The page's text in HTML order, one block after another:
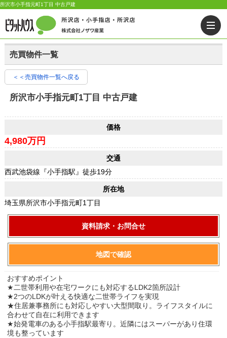
所沢市小手指元町1丁目 中古戸建
売買物件一覧
＜＜売買物件一覧へ戻る
所沢市小手指元町1丁目 中古戸建
価格
4,980万円
交通
西武池袋線『小手指駅』徒歩19分
所在地
埼玉県所沢市小手指元町1丁目
資料請求・お問合せ
地図で確認
おすすめポイント
★二世帯利用や在宅ワークにも対応するLDK2箇所設計
★2つのLDKが叶える快適な二世帯ライフを実現
★住居兼事務所にも対応しやすい大型間取り。ライフスタイルに
合わせて自在に利用できます
★始発電車のある小手指駅最寄り。近隣にはスーパーがあり住環
境も整っています